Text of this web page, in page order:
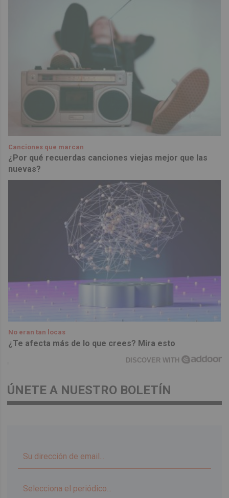
Canciones que marcan
¿Por qué recuerdas canciones viejas mejor que las
nuevas?
No eran tan locas
¿Te afecta más de lo que crees? Mira esto
DISCOVER WITH
ÚNETE A NUESTRO BOLETÍN